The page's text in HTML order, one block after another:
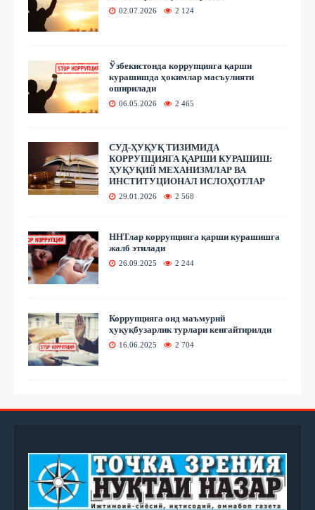
02.07.2026 2 124
Ўзбекистонда коррупцияга қарши
курашишда ҳокимлар масъулияти
оширилади
06.05.2026 2 465
СУД-ҲУҚУҚ ТИЗИМИДА
КОРРУПЦИЯГА ҚАРШИ КУРАШИШ:
ҲУҚУҚИЙ МЕХАНИЗМЛАР ВА
ИНСТИТУЦИОНАЛ ИСЛОҲОТЛАР
29.01.2026 2 568
ННТлар коррупцияга қарши курашишга
жалб этилади
26.09.2025 2 244
Коррупцияга оид маъмурий
ҳуқуқбузарлик турлари кенгайтирилди
16.06.2025 2 704